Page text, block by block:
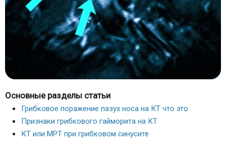
Основные разделы статьи
Грибковое поражение пазух носа на КТ что это
Признаки грибкового гайморита на КТ
КТ или МРТ при грибковом синусите